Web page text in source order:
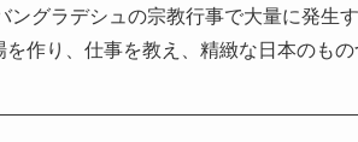
ングラデシュの宗教行事で大量に発生
作り、仕事を教え、精緻な日本のもの